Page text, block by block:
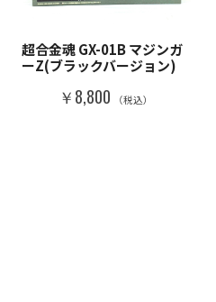
超合金魂 GX-01B マジンガ
ーZ(ブラックバージョン)
￥8,800 （税込）